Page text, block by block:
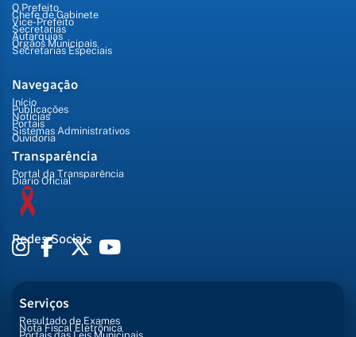
O Prefeito
Chefe de Gabinete
Vice-Prefeito
Secretarias
Autarquias
Órgãos Municipais
Secretarias Especiais
Navegação
Início
Publicações
Notícias
Portais
Sistemas Administrativos
Ouvidoria
Transparência
Portal da Transparência
Diário Oficial
Redes Sociais
Serviços
Resultado de Exames
Nota Fiscal Eletrônica